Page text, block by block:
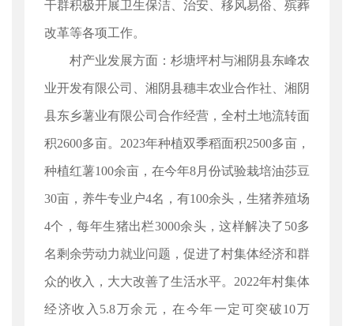
干群积极开展卫生保洁、治安、移风易俗、殡葬
改革等各项工作。
村产业发展方面：杉塘坪村与湘阴县东峰农
业开发有限公司、湘阴县穗丰农业合作社、湘阴
县东乡薯业有限公司合作经营，全村土地流转面
积2600多亩。2023年种植双季稻面积2500多亩，
种植红薯100余亩，在今年8月份试验栽培油莎豆
30亩，养牛专业户4名，有100余头，生猪养殖场
4个，每年生猪出栏3000余头，这样解决了50多
名剩余劳动力就业问题，促进了村集体经济和群
众的收入，大大改善了生活水平。2022年村集体
经济收入5.8万余元，在今年一定可突破10万